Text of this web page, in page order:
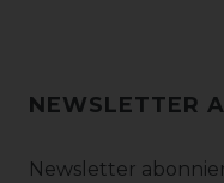
NEWSLETTER
Newsletter